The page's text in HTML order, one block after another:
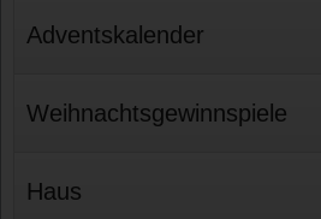
Adventskalender
Weihnachtsgewinnspiele
Haus